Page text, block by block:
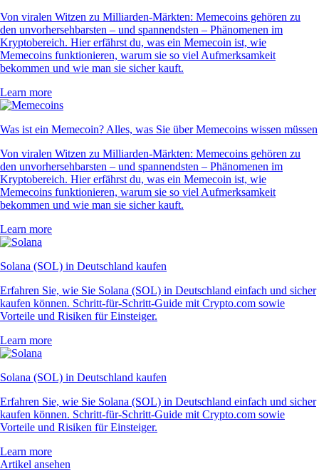
Von viralen Witzen zu Milliarden-Märkten: Memecoins gehören zu
den unvorhersehbarsten – und spannendsten – Phänomenen im
Kryptobereich. Hier erfährst du, was ein Memecoin ist, wie
Memecoins funktionieren, warum sie so viel Aufmerksamkeit
bekommen und wie man sie sicher kauft.
Learn more
Was ist ein Memecoin? Alles, was Sie über Memecoins wissen müssen
Von viralen Witzen zu Milliarden-Märkten: Memecoins gehören zu
den unvorhersehbarsten – und spannendsten – Phänomenen im
Kryptobereich. Hier erfährst du, was ein Memecoin ist, wie
Memecoins funktionieren, warum sie so viel Aufmerksamkeit
bekommen und wie man sie sicher kauft.
Learn more
Solana (SOL) in Deutschland kaufen
Erfahren Sie, wie Sie Solana (SOL) in Deutschland einfach und sicher
kaufen können. Schritt-für-Schritt-Guide mit Crypto.com sowie
Vorteile und Risiken für Einsteiger.
Learn more
Solana (SOL) in Deutschland kaufen
Erfahren Sie, wie Sie Solana (SOL) in Deutschland einfach und sicher
kaufen können. Schritt-für-Schritt-Guide mit Crypto.com sowie
Vorteile und Risiken für Einsteiger.
Learn more
Artikel ansehen